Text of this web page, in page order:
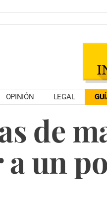
OPINIÓN LEGAL
de
un